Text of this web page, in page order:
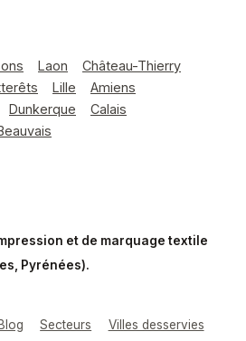
Laon
Château-Thierry
Lille
Amiens
Dunkerque
Calais
et de marquage textile
Pyrénées).
Blog Secteurs
Villes desservies